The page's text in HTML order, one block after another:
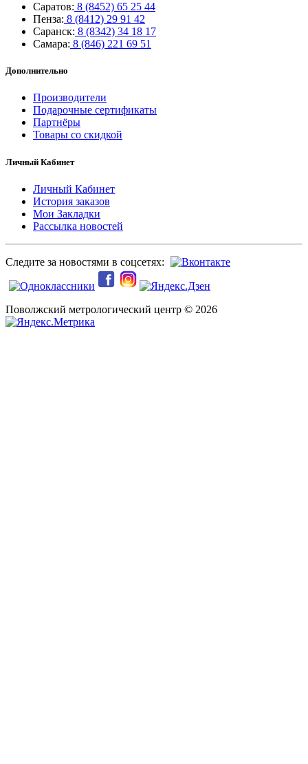
Саратов: 8 (8452) 65 25 44
Пенза: 8 (8412) 29 91 42
Саранск: 8 (8342) 34 18 17
Самара: 8 (846) 221 69 51
Дополнительно
Производители
Подарочные сертификаты
Партнёры
Товары со скидкой
Личный Кабинет
Личный Кабинет
История заказов
Мои Закладки
Рассылка новостей
Следите за новостями в соцсетях:
Поволжский метрологический центр © 2026